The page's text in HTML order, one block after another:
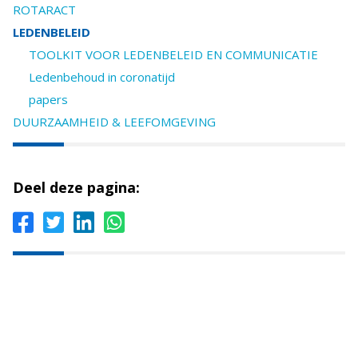
ROTARACT
LEDENBELEID
TOOLKIT VOOR LEDENBELEID EN COMMUNICATIE
Ledenbehoud in coronatijd
papers
DUURZAAMHEID & LEEFOMGEVING
Deel deze pagina: